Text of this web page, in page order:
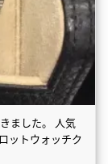
ました。 人気
ットウォッチク